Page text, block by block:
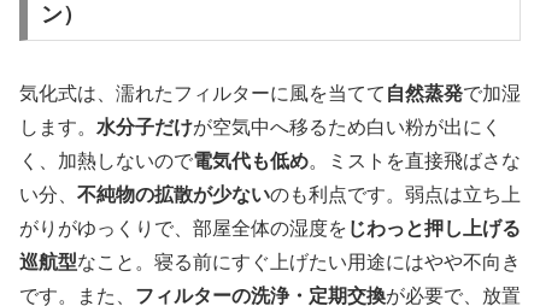
ン）
気化式は、濡れたフィルターに風を当てて 自然蒸発で加湿
します。 水分子だけが空気中へ移るため白い粉が出にく
く、加熱しないので電気代も低め。ミストを直接飛ばさな
い分、 不純物の拡散が少ないのも利点です。弱点は立ち上
がりがゆっくりで、部屋全体の湿度を じわっと押し上げる
巡航型なこと。寝る前にすぐ上げたい用途にはやや不向き
です。また、 フィルターの洗浄・定期交換が必要で、放置